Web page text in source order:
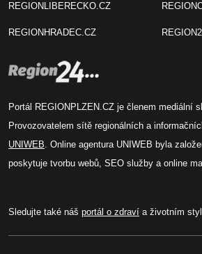
REGIONLIBERECKO.CZ
REGIONHRADEC.CZ
Portál REGIONPLZEN.CZ je členem mediální
Provozovatelem sítě regionálních a
UNIWEB. Online agentura UNIWEB byla
poskytuje tvorbu webů, SEO služby a online
Sledujte také náš portál o zdraví a životním